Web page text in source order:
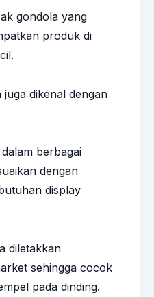
gondola yang
produk di
dikenal dengan
berbagai
dengan
display
diletakkan
sehingga cocok
pada dinding.